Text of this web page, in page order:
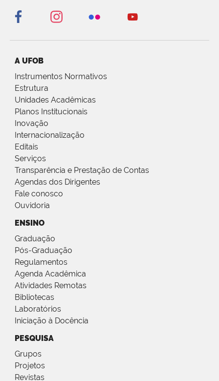
A UFOB
Instrumentos Normativos
Estrutura
Unidades Acadêmicas
Planos Institucionais
Inovação
Internacionalização
Editais
Serviços
Transparência e Prestação de Contas
Agendas dos Dirigentes
Fale conosco
Ouvidoria
ENSINO
Graduação
Pós-Graduação
Regulamentos
Agenda Acadêmica
Atividades Remotas
Bibliotecas
Laboratórios
Iniciação à Docência
PESQUISA
Grupos
Projetos
Revistas